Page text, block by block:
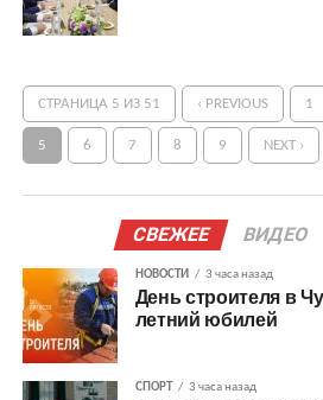
СТРАНИЦА 5 ИЗ 51 ‹ PREVIOUS 1
5 6 7 8 9 NEXT ›
СВЕЖЕЕ ВИДЕО
НОВОСТИ 3 часа назад
День строителя в
летний юбилей
СПОРТ 3 часа назад